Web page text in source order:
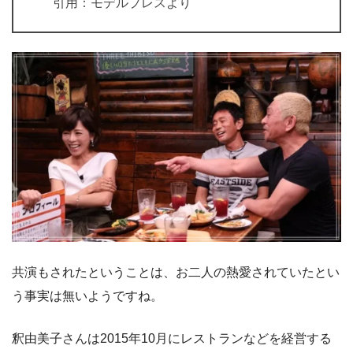
共演もされたということは、お二人の熱愛されていたとい
う事実は無いようですね。
釈由美子さんは2015年10月にレストランなどを経営する